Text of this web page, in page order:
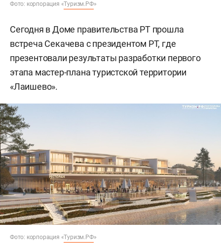
Фото: корпорация «Туризм.РФ»
Сегодня в Доме правительства РТ прошла
встреча Секачева с президентом РТ, где
презентовали результаты разработки первого
этапа мастер-плана туристской территории
«Лаишево».
Фото: корпорация «Туризм.РФ»